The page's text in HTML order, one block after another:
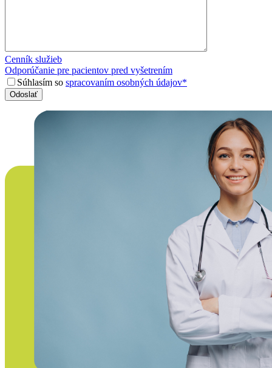
Cenník služieb
Odporúčanie pre pacientov pred vyšetrením
Súhlasím so spracovaním osobných údajov*